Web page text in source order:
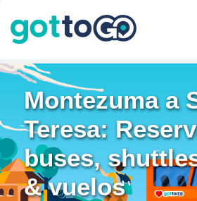
Montezuma a
Teresa:
buses,
& vuelos